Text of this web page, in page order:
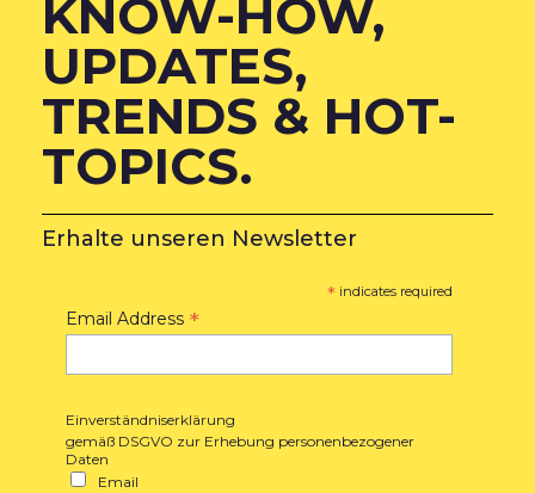
KNOW-HOW,
UPDATES,
TRENDS & HOT-
TOPICS.
Erhalte unseren Newsletter
* indicates required
Email Address *
Einverständniserklärung
gemäß DSGVO zur Erhebung personenbezogener
Daten
Email